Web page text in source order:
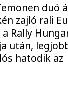
duó
zajló rali
Rally
után,
hatodik az